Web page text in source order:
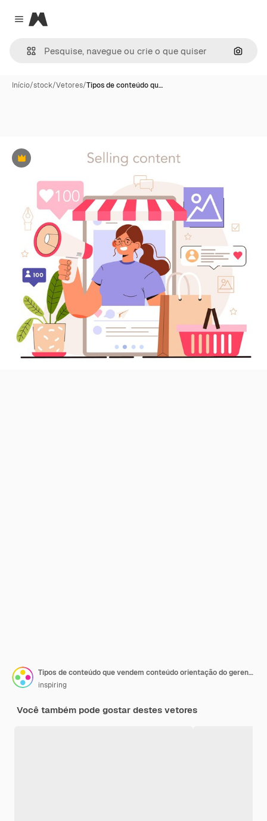
Close menu
Magnific
Início/stock/Vetores/Tipos de conteúdo qu…
Premium
Tipos de conteúdo que vendem conteúdo orientação do gerenciador de conteúdo de mídia social
inspiring
Você também pode gostar destes vetores